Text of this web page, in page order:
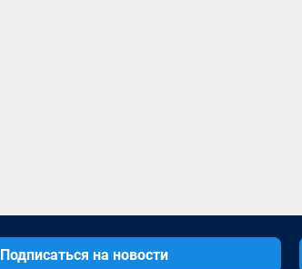
Подписаться на новости